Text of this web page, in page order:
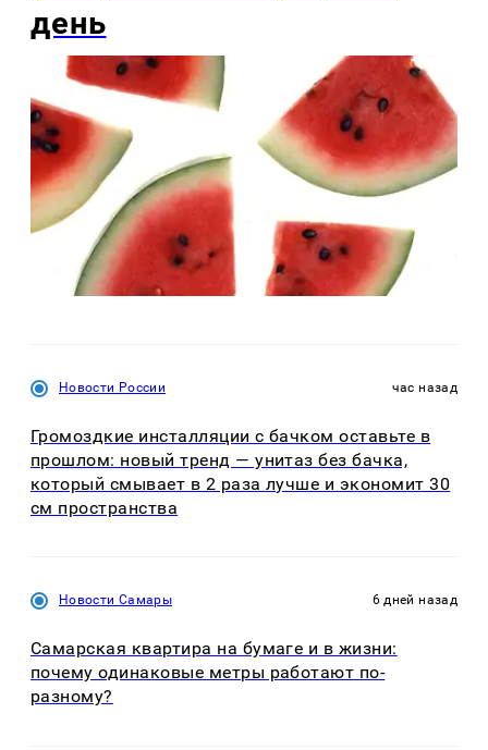
день
Новости России час назад
Громоздкие инсталляции с бачком оставьте в
прошлом: новый тренд — унитаз без бачка,
который смывает в 2 раза лучше и экономит 30
см пространства
Новости Самары 6 дней назад
Самарская квартира на бумаге и в жизни:
почему одинаковые метры работают по-
разному?